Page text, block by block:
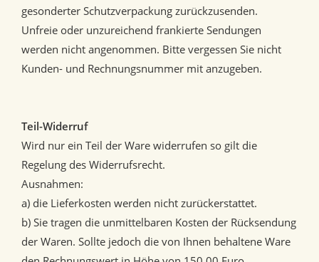
gesonderter Schutzverpackung zurückzusenden.
Unfreie oder unzureichend frankierte Sendungen
werden nicht angenommen. Bitte vergessen Sie nicht
Kunden- und Rechnungsnummer mit anzugeben.
Teil-Widerruf
Wird nur ein Teil der Ware widerrufen so gilt die
Regelung des Widerrufsrecht.
Ausnahmen:
a) die Lieferkosten werden nicht zurückerstattet.
b) Sie tragen die unmittelbaren Kosten der Rücksendung
der Waren. Sollte jedoch die von Ihnen behaltene Ware